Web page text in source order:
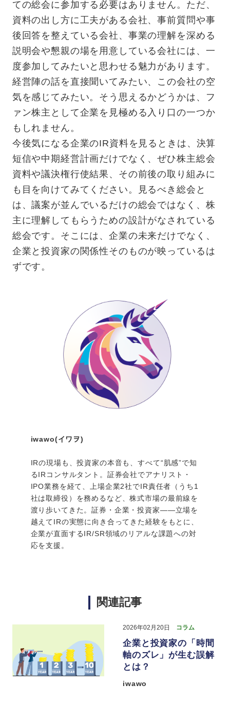
ての総会に参加する必要はありません。ただ、
資料の出し方に工夫がある会社、事前質問や事
後回答を整えている会社、事業の理解を深める
説明会や懇親の場を用意している会社には、一
度参加してみたいと思わせる魅力があります。
経営陣の話を直接聞いてみたい、この会社の空
気を感じてみたい。そう思えるかどうかは、フ
ァン株主として企業を見極める入り口の一つか
もしれません。
今後気になる企業のIR資料を見るときは、決算
短信や中期経営計画だけでなく、ぜひ株主総会
資料や議決権行使結果、その前後の取り組みに
も目を向けてみてください。見るべき総会と
は、議案が並んでいるだけの総会ではなく、株
主に理解してもらうための設計がなされている
総会です。そこには、企業の未来だけでなく、
企業と投資家の関係性そのものが映っているは
ずです。
iwawo(イワヲ)
IRの現場も、投資家の本音も、すべて“肌感”で知
るIRコンサルタント。証券会社でアナリスト・
IPO業務を経て、上場企業2社でIR責任者（うち1
社は取締役）を務めるなど、株式市場の最前線を
渡り歩いてきた。証券・企業・投資家――立場を
越えてIRの実態に向き合ってきた経験をもとに、
企業が直面するIR/SR領域のリアルな課題への対
応を支援。
関連記事
2026年02月20日 コラム
企業と投資家の「時間
軸のズレ」が生む誤解
とは？
iwawo